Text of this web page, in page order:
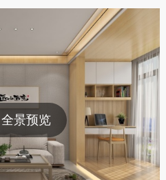
全景预览